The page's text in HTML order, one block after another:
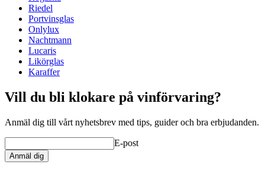
GlasChampagneglas, Dessertvinsglas, Vittvinsglas,
Rosévinglas, Rödvinsglas
Glas typBordeauxglas
Kapacitet (cl)
Diameter (cm)
Övrigt
Riedel
Portvinsglas
Onlylux
Nachtmann
Lucaris
Likörglas
Karaffer
Vill du bli klokare på vinförvaring?
Anmäl dig till vårt nyhetsbrev med tips, guider och bra erbjudanden.
E-post
Anmäl dig